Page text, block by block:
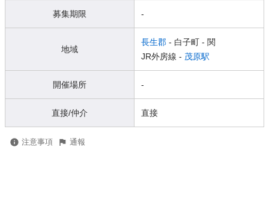
募集期限 -
地域
長生郡 - 白子町 - 関
JR外房線 - 茂原駅
開催場所 -
直接/仲介 直接
注意事項 通報